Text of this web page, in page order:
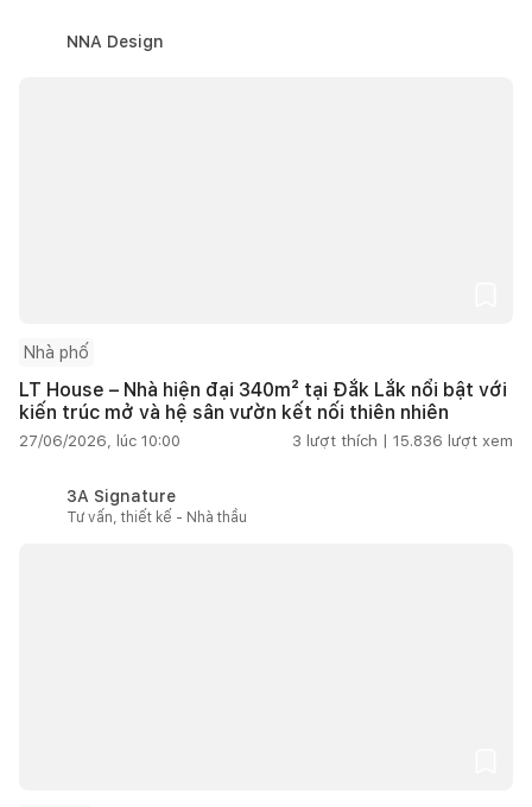
NNA Design
Nhà phố
LT House – Nhà hiện đại 340m² tại Đắk Lắk nổi bật với
kiến trúc mở và hệ sân vườn kết nối thiên nhiên
27/06/2026, lúc 10:00 3 lượt thích | 15.836 lượt xem
3A Signature
Tư vấn, thiết kế - Nhà thầu